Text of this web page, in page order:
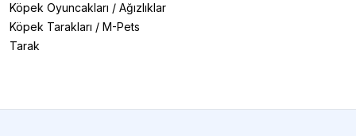
Köpek Oyuncakları / Ağızlıklar
Köpek Tarakları / M-Pets
Tarak